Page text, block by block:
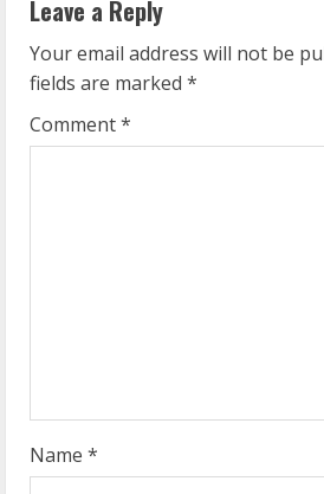
n
u
e
n
g
Leave a Reply
Your email address will not be
fields are marked *
Comment*
Name *